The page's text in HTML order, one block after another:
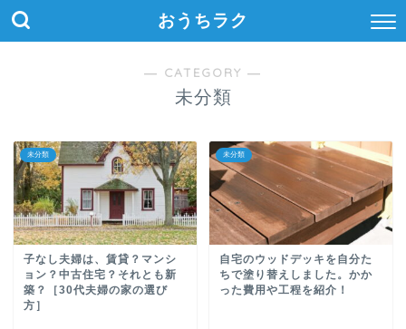
おうちラク
― CATEGORY ―
未分類
未分類
子なし夫婦は、賃貸？マンシ
ョン？中古住宅？それとも新
築？［30代夫婦の家の選び
方］
未分類
自宅のウッドデッキを自分た
ちで塗り替えしました。かか
った費用や工程を紹介！